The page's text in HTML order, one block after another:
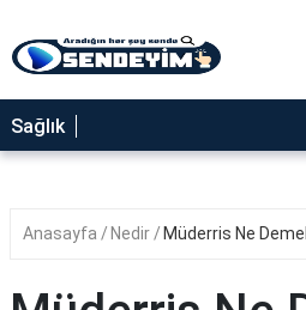
SAĞLIK
NEDİR
YEMEK
Sağlık
Anasayfa Nedir Müderris Ne